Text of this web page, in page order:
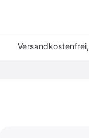
Versandkostenfrei,